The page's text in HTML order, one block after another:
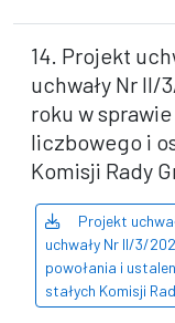
14. Projekt
uchwały Nr II/
roku w
liczbowego i
Komisji Rady
Projekt
uchwały Nr II/3/
powołania i
stałych Komisji